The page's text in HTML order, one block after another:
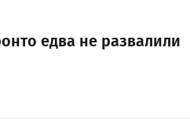
едва не развалили